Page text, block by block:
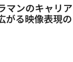
マンのキャリア
がる映像表現の